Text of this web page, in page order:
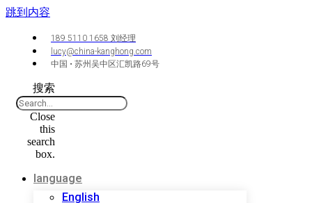
跳到内容
189 5110 1658 刘经理
lucy@china-kanghong.com
中国 • 苏州吴中区汇凯路69号
搜索
Close
this
search
box.
language
English